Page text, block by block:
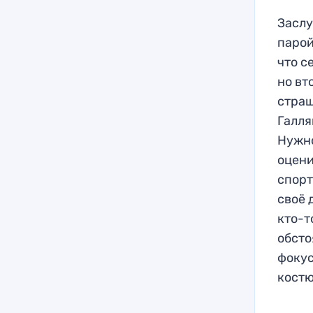
что
но
своё
кто-